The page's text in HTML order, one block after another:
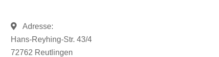
Adresse:
Hans-Reyhing-Str. 43/4
72762 Reutlingen